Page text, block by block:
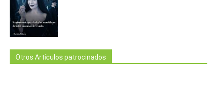
Otros Artículos patrocinados